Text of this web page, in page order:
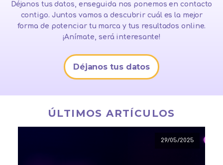
Déjanos tus datos, enseguida nos ponemos en contacto
contigo. Juntos vamos a descubrir cuál es la mejor
forma de potenciar tu marca y tus resultados online.
¡Anímate, será interesante!
Déjanos tus datos
ÚLTIMOS ARTÍCULOS
29/05/2025